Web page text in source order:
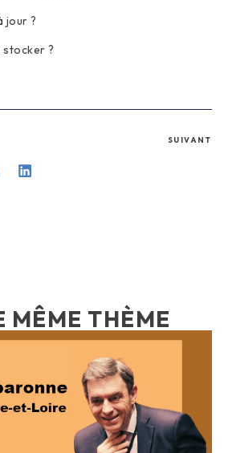
jour ?
stocker ?
SUIVANT
MÊME THÈME